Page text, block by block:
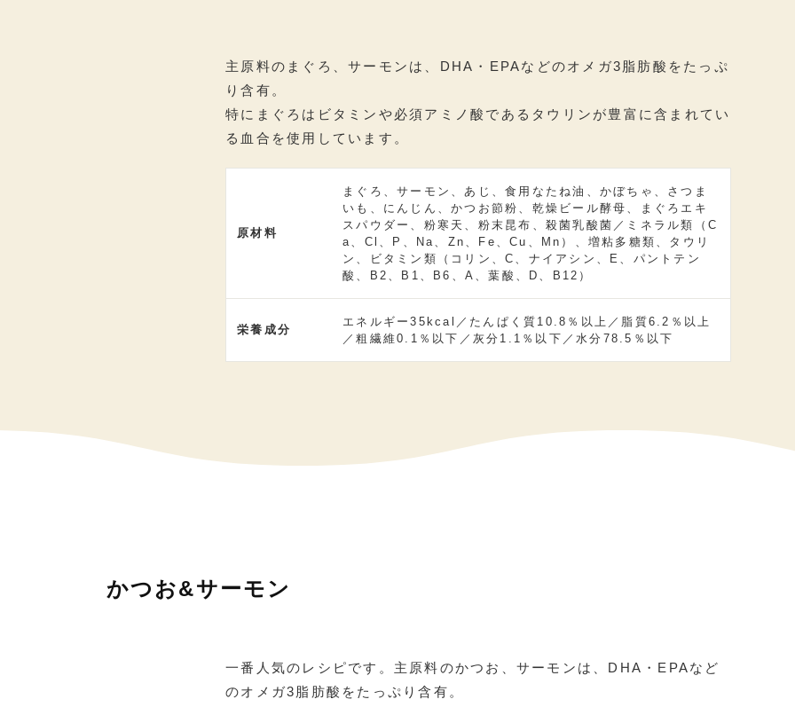
主原料のまぐろ、サーモンは、DHA・EPAなどのオメガ3脂肪酸をたっぷ
り含有。
特にまぐろはビタミンや必須アミノ酸であるタウリンが豊富に含まれてい
る血合を使用しています。
原材料
まぐろ、サーモン、あじ、食用なたね油、かぼちゃ、さつま
いも、にんじん、かつお節粉、乾燥ビール酵母、まぐろエキ
スパウダー、粉寒天、粉末昆布、殺菌乳酸菌／ミネラル類（C
a、Cl、P、Na、Zn、Fe、Cu、Mn）、増粘多糖類、タウリ
ン、ビタミン類（コリン、C、ナイアシン、E、パントテン
酸、B2、B1、B6、A、葉酸、D、B12）
栄養成分
エネルギー35kcal／たんぱく質10.8％以上／脂質6.2％以上
／粗繊維0.1％以下／灰分1.1％以下／水分78.5％以下
かつお&サーモン
一番人気のレシピです。主原料のかつお、サーモンは、DHA・EPAなど
のオメガ3脂肪酸をたっぷり含有。